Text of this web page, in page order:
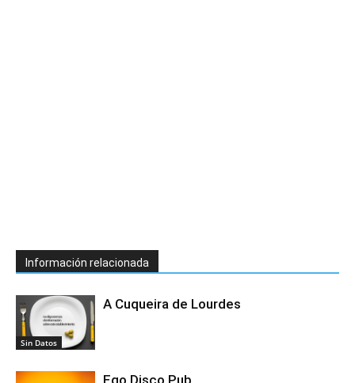
Información relacionada
Sin Datos
A Cuqueira de Lourdes
Ego Disco Pub